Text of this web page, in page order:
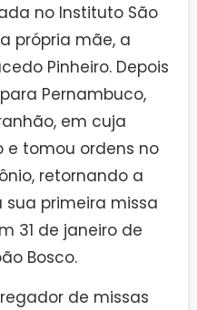
no Instituto São
própria mãe, a
Pinheiro. Depois
Pernambuco,
em cuja
e tomou ordens no
retornando a
sua primeira missa
31 de janeiro de
Bosco.
de missas